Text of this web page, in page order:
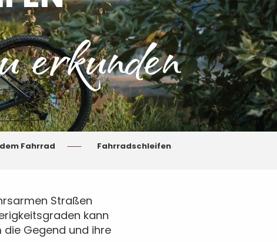
Fahrrad Fahrradschleifen
Straßen
kann
Gegend und ihre